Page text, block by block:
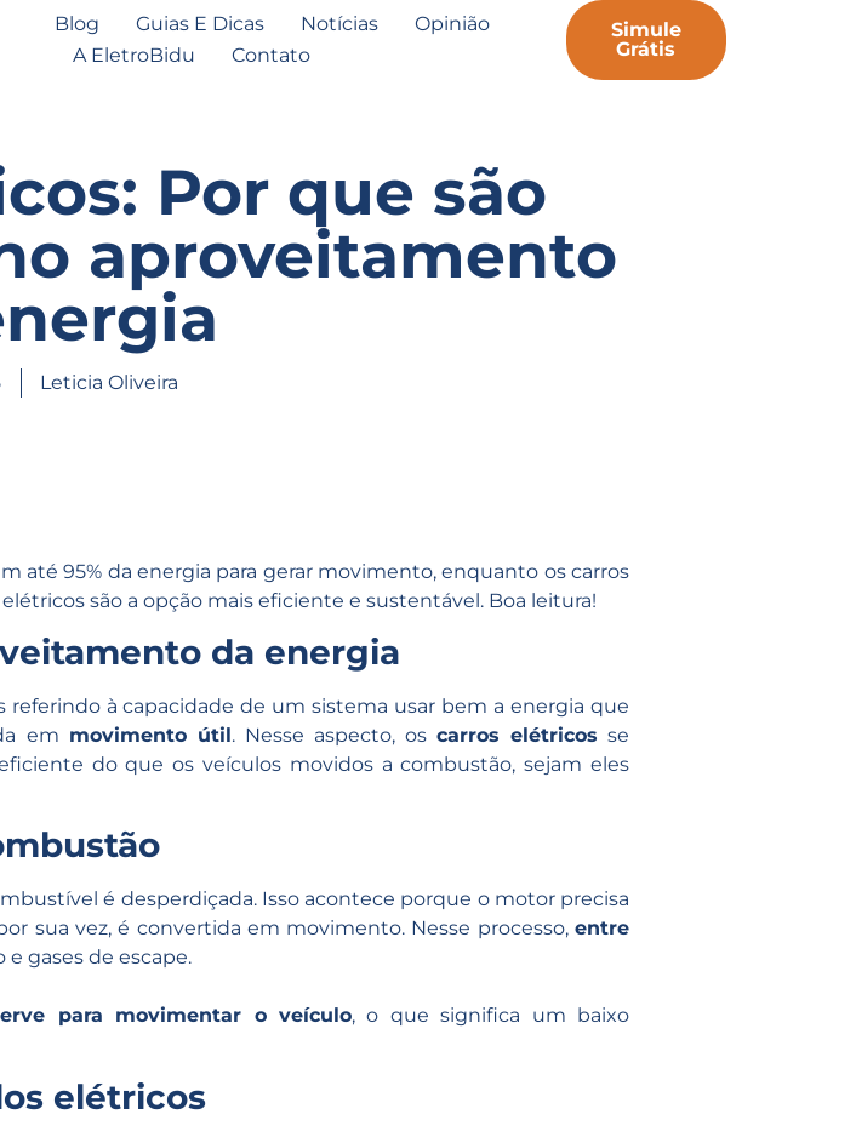
Blog Guias E Dicas Notícias
Opinião
A EletroBidu
Contato
Simule
Grátis
Por que são
aproveitamento
Leticia Oliveira
até 95% da energia para gerar movimento, enquanto os carros
são a opção mais eficiente e sustentável. Boa leitura!
da energia
referindo à capacidade de um sistema usar bem a energia que
em movimento útil. Nesse aspecto, os carros elétricos se
do que os veículos movidos a combustão, sejam eles
é desperdiçada. Isso acontece porque o motor precisa
sua vez, é convertida em movimento. Nesse processo,entre
e gases de escape.
para movimentar o veículo, o que significa um baixo
elétricos